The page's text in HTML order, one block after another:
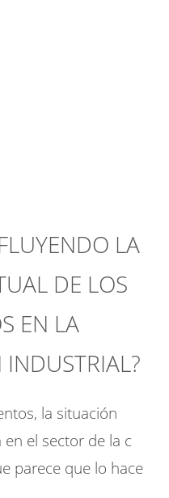
LA
DE LOS
EN LA
la situación
el sector de la c
parece que lo hace